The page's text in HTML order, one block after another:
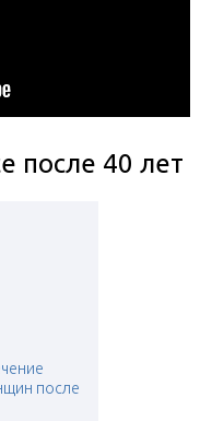
после 40 лет
после